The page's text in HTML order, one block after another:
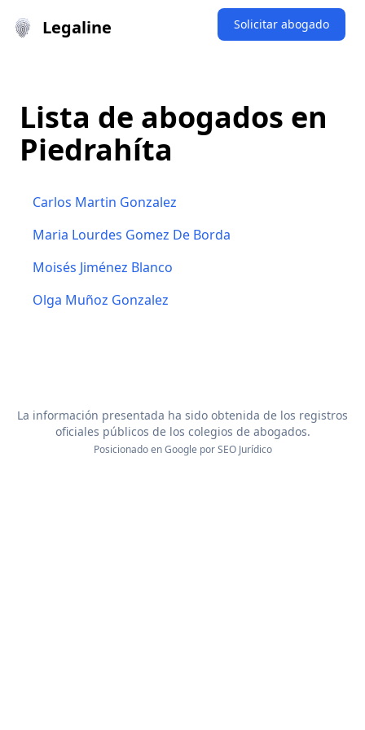
Legaline Solicitar abogado
Lista de abogados en
Piedrahíta
Carlos Martin Gonzalez
Maria Lourdes Gomez De Borda
Moisés Jiménez Blanco
Olga Muñoz Gonzalez
La información presentada ha sido obtenida de los registros
oficiales públicos de los colegios de abogados.
Posicionado en Google porSEO Jurídico